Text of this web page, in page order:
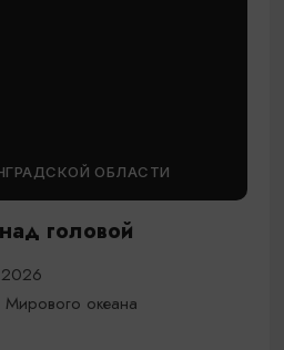
ОБЛАСТИ
головой
океана